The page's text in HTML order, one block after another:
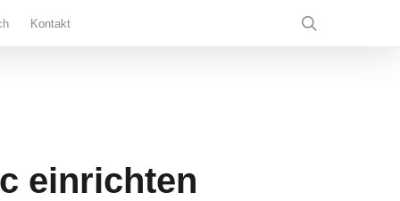
Microsoft PowerPoint
Kontakt
einrichten